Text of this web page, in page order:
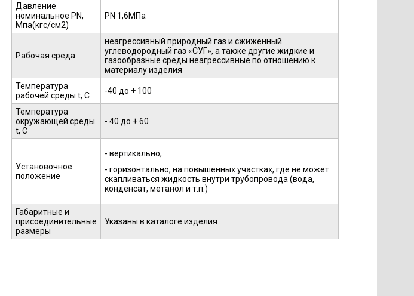
Давление
номинальное PN,
Мпа(кгс/см2)
PN 1,6МПа
Рабочая среда
неагрессивный природный газ и сжиженный
углеводородный газ «СУГ», а также другие жидкие и
газообразные среды неагрессивные по отношению к
материалу изделия
Температура
рабочей среды t, С
-40 до + 100
Температура
окружающей среды
t, С
- 40 до + 60
Установочное
положение
- вертикально;
- горизонтально, на повышенных участках, где не может
скапливаться жидкость внутри трубопровода (вода,
конденсат, метанол и т.п.)
Габаритные и
присоединительные
размеры
Указаны в каталоге изделия